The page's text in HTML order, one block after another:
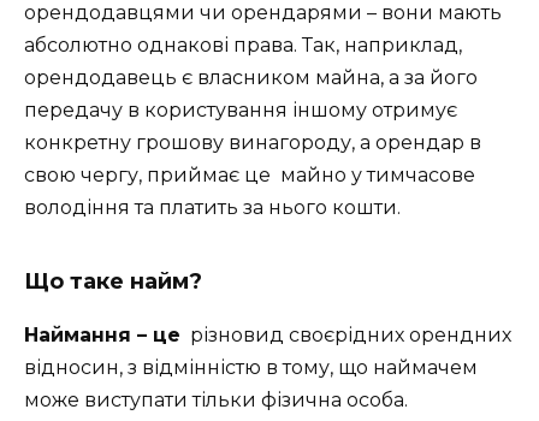
орендодавцями чи орендарями – вони мають
абсолютно однакові права. Так, наприклад,
орендодавець є власником майна, а за його
передачу в користування іншому отримує
конкретну грошову винагороду, а орендар в
свою чергу, приймає це майно у тимчасове
володіння та платить за нього кошти.
Що таке найм?
Наймання – це різновид своєрідних орендних
відносин, з відмінністю в тому, що наймачем
може виступати тільки фізична особа.